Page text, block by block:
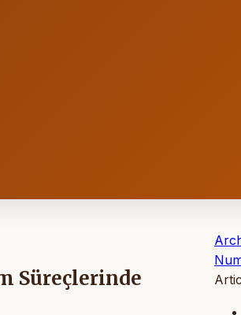
Süreçlerinde